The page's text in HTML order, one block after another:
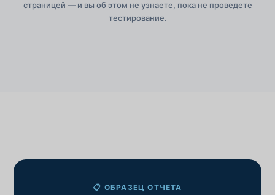
страницей — и вы об этом не узнаете, пока не проведете
тестирование.
📋 ОБРАЗЕЦ ОТЧЕТА